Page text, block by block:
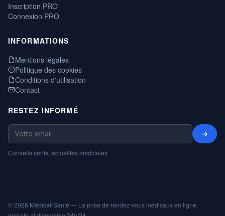
Inscription PRO
Connexion PRO
INFORMATIONS
Mentions légales
Politique des cookies
Conditions d'utilisation
Contact
RESTEZ INFORMÉ
→
Conseils santé, actualités médicales
© 2026 Médical-Santé — La prise de rendez-vous médicaux en ligne,